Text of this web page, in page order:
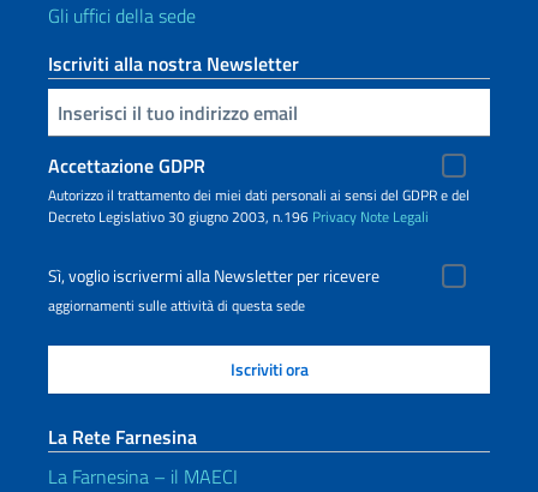
Gli uffici della sede
Iscriviti alla nostra Newsletter
Inserisci la tua email
Accettazione GDPR
Autorizzo il trattamento dei miei dati personali ai sensi del GDPR e del
Decreto Legislativo 30 giugno 2003, n.196 Privacy Note Legali
Sì, voglio iscrivermi alla Newsletter per ricevere
aggiornamenti sulle attività di questa sede
La Rete Farnesina
La Farnesina – il MAECI